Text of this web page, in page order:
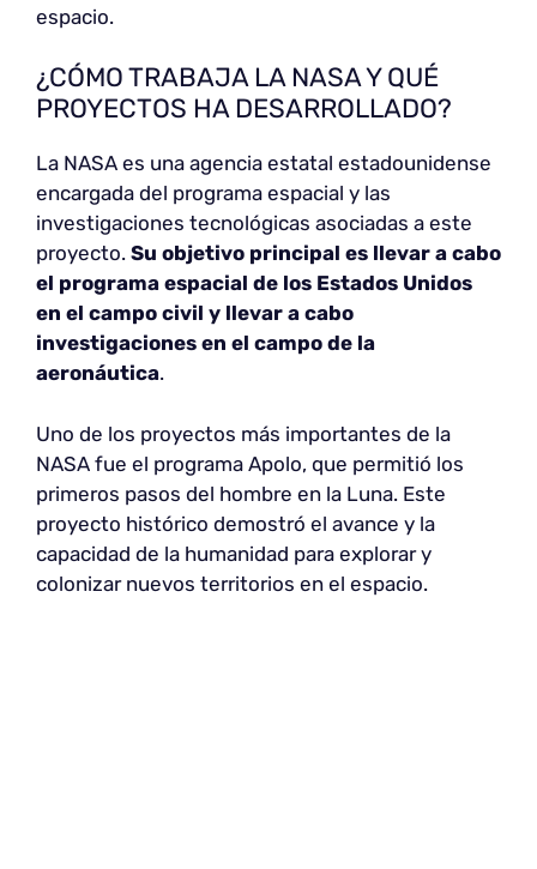
espacio.
¿CÓMO TRABAJA LA NASA Y QUÉ
PROYECTOS HA DESARROLLADO?
La NASA es una agencia estatal estadounidense
encargada del programa espacial y las
investigaciones tecnológicas asociadas a este
proyecto. Su objetivo principal es llevar a cabo
el programa espacial de los Estados Unidos
en el campo civil y llevar a cabo
investigaciones en el campo de la
aeronáutica.
Uno de los proyectos más importantes de la
NASA fue el programa Apolo, que permitió los
primeros pasos del hombre en la Luna. Este
proyecto histórico demostró el avance y la
capacidad de la humanidad para explorar y
colonizar nuevos territorios en el espacio.